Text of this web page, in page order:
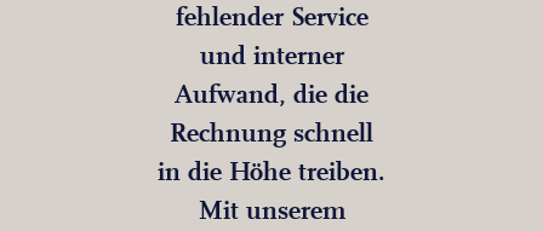
fehlender Service
und interner
Aufwand, die die
Rechnung schnell
in die Höhe treiben.
Mit unserem